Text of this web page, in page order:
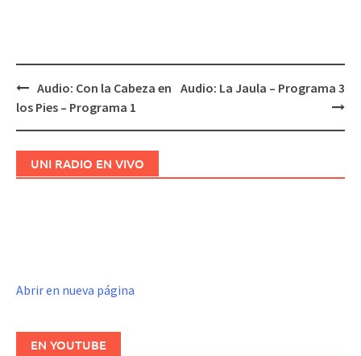
Navegación
Audio: Con la Cabeza en
los Pies – Programa 1
Audio: La Jaula – Programa 3
UNI RADIO EN VIVO
Abrir en nueva página
EN YOUTUBE